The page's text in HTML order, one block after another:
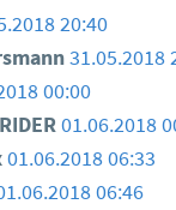
20:40
31.05.2018
00:00
01.06.2018
01.06.2018 06:33
06:46